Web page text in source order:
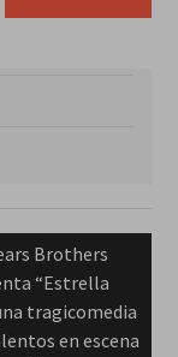
Brothers
“Estrella
tragicomedia
en escena